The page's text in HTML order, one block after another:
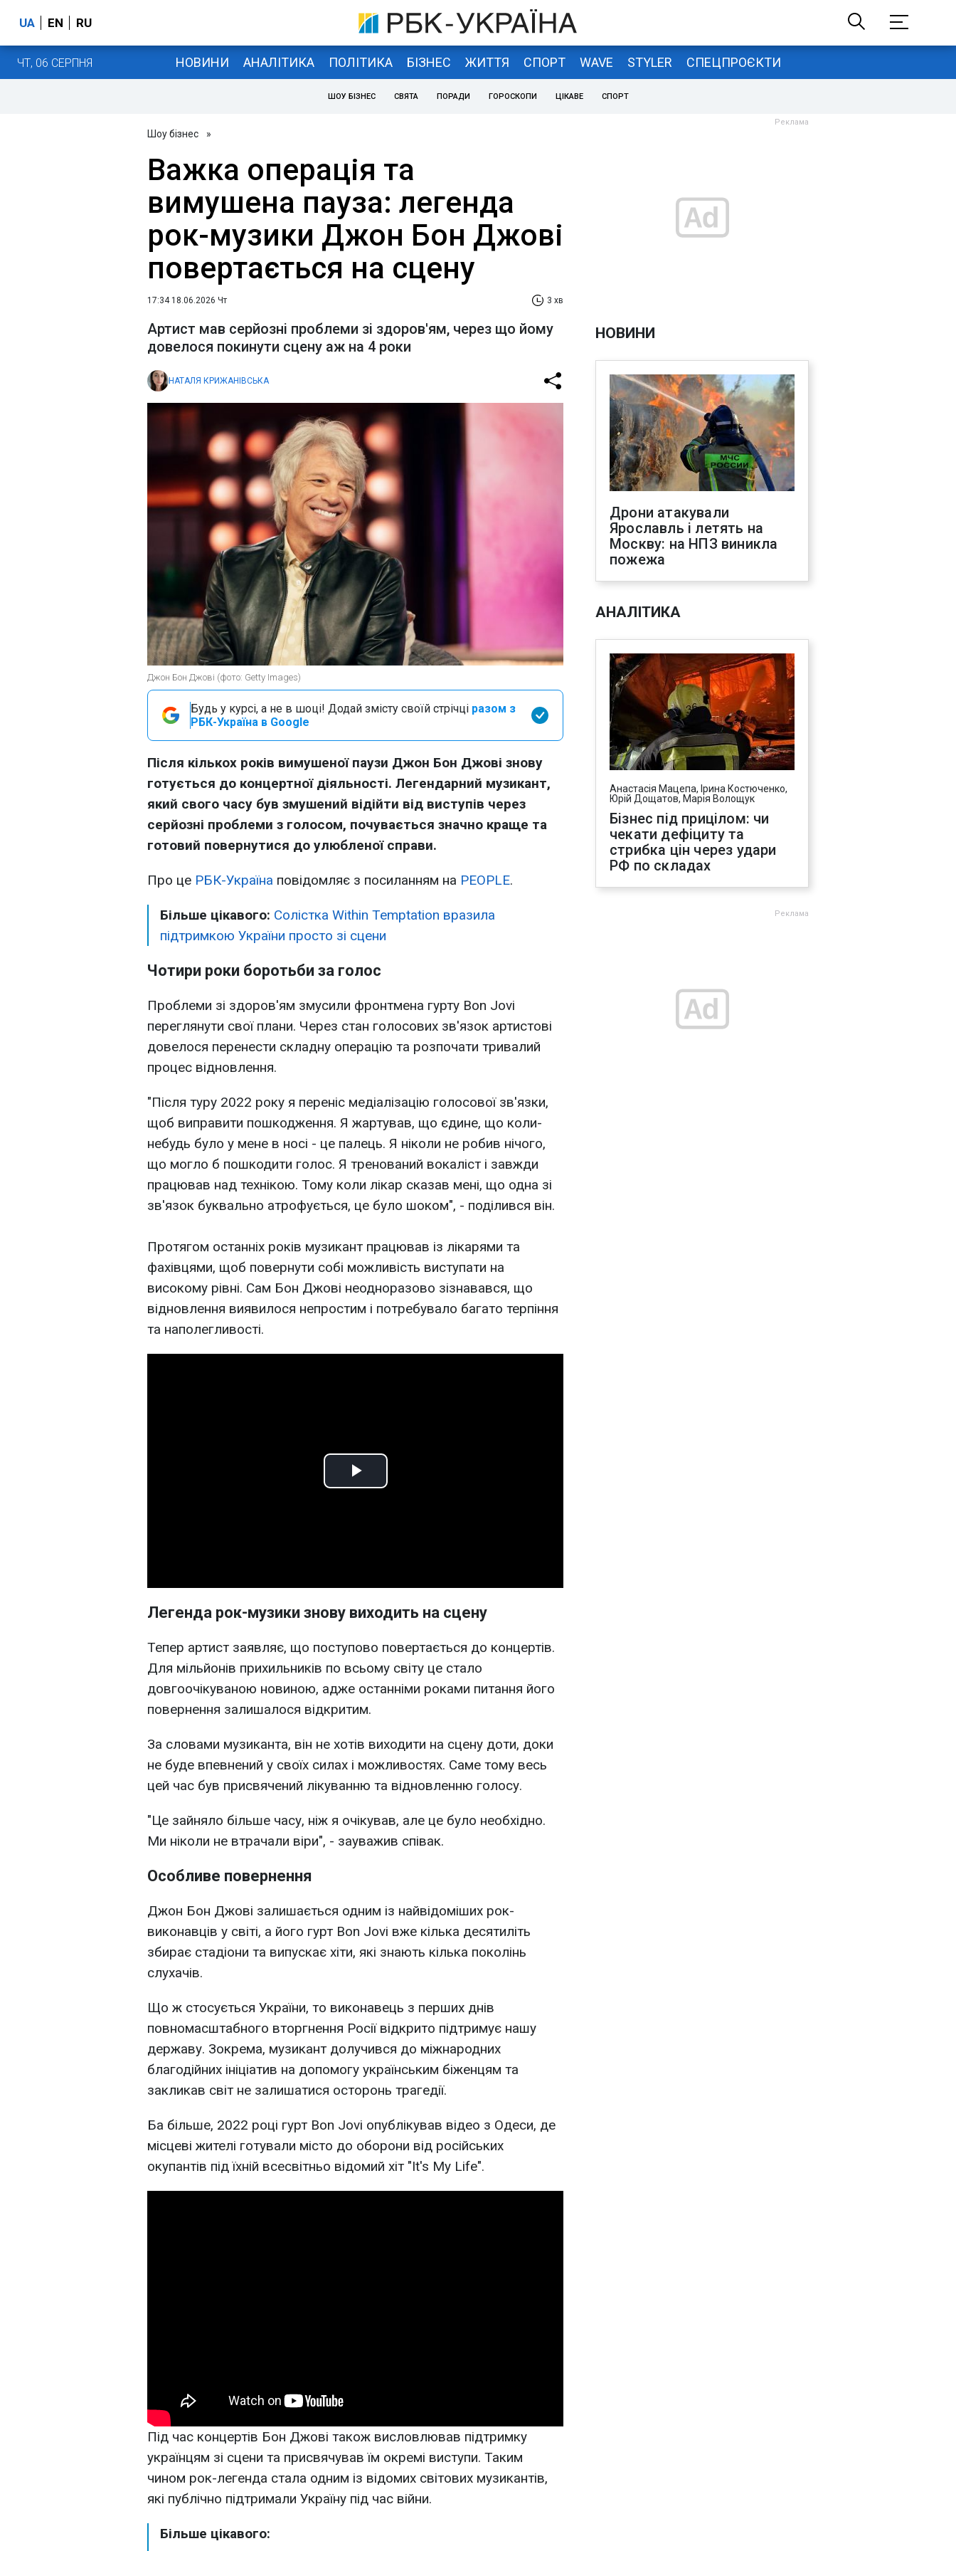
UA EN RU
ЧТ, 06 СЕРПНЯ НОВИНИ АНАЛІТИКА ПОЛІТИКА БІЗНЕС ЖИТТЯ СПОРТ WAVE STYLER СПЕЦПРОЄКТИ
ШОУ БІЗНЕС СВЯТА ПОРАДИ ГОРОСКОПИ ЦІКАВЕ СПОРТ
Шоу бізнес »
Важка операція та
вимушена пауза: легенда
рок-музики Джон Бон Джові
повертається на сцену
17:34 18.06.2026 Чт 3 хв
Артист мав серйозні проблеми зі здоров'ям, через що йому
довелося покинути сцену аж на 4 роки
НАТАЛЯ КРИЖАНІВСЬКА
Джон Бон Джові (фото: Getty Images)
Будь у курсі, а не в шоці! Додай змісту своїй стрічці разом з
РБК-Україна в Google
Після кількох років вимушеної паузи Джон Бон Джові знову
готується до концертної діяльності. Легендарний музикант,
який свого часу був змушений відійти від виступів через
серйозні проблеми з голосом, почувається значно краще та
готовий повернутися до улюбленої справи.
Про це РБК-Україна повідомляє з посиланням на PEOPLE.
Більше цікавого: Солістка Within Temptation вразила
підтримкою України просто зі сцени
Чотири роки боротьби за голос
Проблеми зі здоров'ям змусили фронтмена гурту Bon Jovi
переглянути свої плани. Через стан голосових зв'язок артистові
довелося перенести складну операцію та розпочати тривалий
процес відновлення.
"Після туру 2022 року я переніс медіалізацію голосової зв'язки,
щоб виправити пошкодження. Я жартував, що єдине, що коли-
небудь було у мене в носі - це палець. Я ніколи не робив нічого,
що могло б пошкодити голос. Я тренований вокаліст і завжди
працював над технікою. Тому коли лікар сказав мені, що одна зі
зв'язок буквально атрофується, це було шоком", - поділився він.
Протягом останніх років музикант працював із лікарями та
фахівцями, щоб повернути собі можливість виступати на
високому рівні. Сам Бон Джові неодноразово зізнавався, що
відновлення виявилося непростим і потребувало багато терпіння
та наполегливості.
Play
Легенда рок-музики знову виходить на сцену
Тепер артист заявляє, що поступово повертається до концертів.
Для мільйонів прихильників по всьому світу це стало
довгоочікуваною новиною, адже останніми роками питання його
повернення залишалося відкритим.
За словами музиканта, він не хотів виходити на сцену доти, доки
не буде впевнений у своїх силах і можливостях. Саме тому весь
цей час був присвячений лікуванню та відновленню голосу.
"Це зайняло більше часу, ніж я очікував, але це було необхідно.
Ми ніколи не втрачали віри", - зауважив співак.
Особливе повернення
Джон Бон Джові залишається одним із найвідоміших рок-
виконавців у світі, а його гурт Bon Jovi вже кілька десятиліть
збирає стадіони та випускає хіти, які знають кілька поколінь
слухачів.
Що ж стосується України, то виконавець з перших днів
повномасштабного вторгнення Росії відкрито підтримує нашу
державу. Зокрема, музикант долучився до міжнародних
благодійних ініціатив на допомогу українським біженцям та
закликав світ не залишатися осторонь трагедії.
Ба більше, 2022 році гурт Bon Jovi опублікував відео з Одеси, де
місцеві жителі готували місто до оборони від російських
окупантів під їхній всесвітньо відомий хіт "It's My Life".
Під час концертів Бон Джові також висловлював підтримку
українцям зі сцени та присвячував їм окремі виступи. Таким
чином рок-легенда стала одним із відомих світових музикантів,
які публічно підтримали Україну під час війни.
Більше цікавого:
НОВИНИ
Дрони атакували
Ярославль і летять на
Москву: на НПЗ виникла
пожежа
АНАЛІТИКА
Анастасія Мацепа, Ірина Костюченко,
Юрій Дощатов, Марія Волощук
Бізнес під прицілом: чи
чекати дефіциту та
стрибка цін через удари
РФ по складах